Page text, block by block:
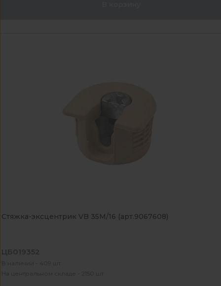
Стяжка-эксцентрик VB 35M/16 (арт.9067608)
ЦБ019352
В наличии - 409 шт
На центральном складе - 2150 шт